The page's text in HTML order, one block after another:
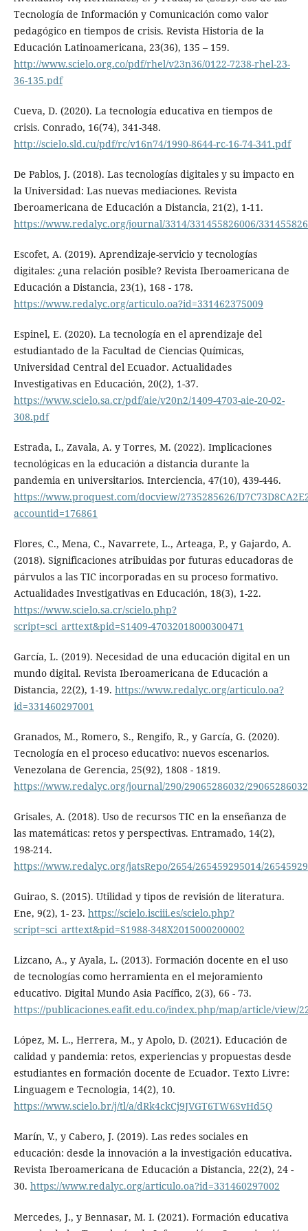
Tecnología de Información y Comunicación como valor
pedagógico en tiempos de crisis. Revista Historia de la
Educación Latinoamericana, 23(36), 135 – 159.
http://www.scielo.org.co/pdf/rhel/v23n36/0122-7238-rhel-23-
36-135.pdf
Cueva, D. (2020). La tecnología educativa en tiempos de
crisis. Conrado, 16(74), 341-348.
http://scielo.sld.cu/pdf/rc/v16n74/1990-8644-rc-16-74-341.pdf
De Pablos, J. (2018). Las tecnologías digitales y su impacto en
la Universidad: Las nuevas mediaciones. Revista
Iberoamericana de Educación a Distancia, 21(2), 1-11.
https://www.redalyc.org/journal/3314/331455826006/
Escofet, A. (2019). Aprendizaje-servicio y tecnologías
digitales: ¿una relación posible? Revista Iberoamericana de
Educación a Distancia, 23(1), 168 - 178.
https://www.redalyc.org/articulo.oa?id=331462375009
Espinel, E. (2020). La tecnología en el aprendizaje del
estudiantado de la Facultad de Ciencias Químicas,
Universidad Central del Ecuador. Actualidades
Investigativas en Educación, 20(2), 1-37.
https://www.scielo.sa.cr/pdf/aie/v20n2/1409-4703-aie-20-02-
308.pdf
Estrada, I., Zavala, A. y Torres, M. (2022). Implicaciones
tecnológicas en la educación a distancia durante la
pandemia en universitarios. Interciencia, 47(10), 439-446.
https://www.proquest.com/docview/2735285626/
accountid=176861
Flores, C., Mena, C., Navarrete, L., Arteaga, P., y Gajardo, A.
(2018). Significaciones atribuidas por futuras educadoras de
párvulos a las TIC incorporadas en su proceso formativo.
Actualidades Investigativas en Educación, 18(3), 1-22.
https://www.scielo.sa.cr/scielo.php?
script=sci_arttext&pid=S1409-47032018000300471
García, L. (2019). Necesidad de una educación digital en un
mundo digital. Revista Iberoamericana de Educación a
Distancia, 22(2), 1-19. https://www.redalyc.org/articulo.oa?
id=331460297001
Granados, M., Romero, S., Rengifo, R., y García, G. (2020).
Tecnología en el proceso educativo: nuevos escenarios.
Venezolana de Gerencia, 25(92), 1808 - 1819.
https://www.redalyc.org/journal/290/29065286032/
Grisales, A. (2018). Uso de recursos TIC en la enseñanza de
las matemáticas: retos y perspectivas. Entramado, 14(2),
198-214.
https://www.redalyc.org/jatsRepo/2654/265459295014/
Guirao, S. (2015). Utilidad y tipos de revisión de literatura.
Ene, 9(2), 1- 23. https://scielo.isciii.es/scielo.php?
script=sci_arttext&pid=S1988-348X2015000200002
Lizcano, A., y Ayala, L. (2013). Formación docente en el uso
de tecnologías como herramienta en el mejoramiento
educativo. Digital Mundo Asia Pacífico, 2(3), 66 - 73.
https://publicaciones.eafit.edu.co/index.php/map/article/view/
López, M. L., Herrera, M., y Apolo, D. (2021). Educación de
calidad y pandemia: retos, experiencias y propuestas desde
estudiantes en formación docente de Ecuador. Texto Livre:
Linguagem e Tecnologia, 14(2), 10.
https://www.scielo.br/j/tl/a/dRk4ckCj9JVGT6TW6SvHd5Q
Marín, V., y Cabero, J. (2019). Las redes sociales en
educación: desde la innovación a la investigación educativa.
Revista Iberoamericana de Educación a Distancia, 22(2), 24 -
30. https://www.redalyc.org/articulo.oa?id=331460297002
Mercedes, J., y Bennasar, M. I. (2021). Formación educativa